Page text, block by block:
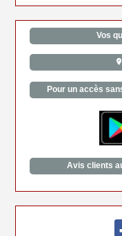
Vos
Pour un accès
Avis clients